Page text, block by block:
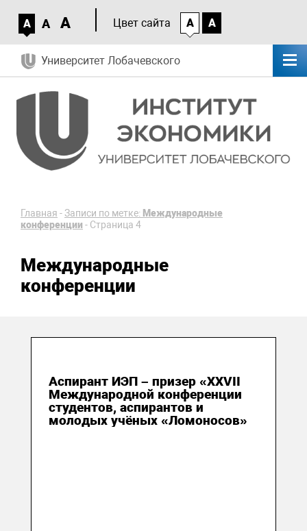
A A A Цвет сайта A A
Университет Лобачевского
Главная -Записи по метке: Международные
конференции - Страница 4
Международные
конференции
Аспирант ИЭП – призер «XXVII
Международной конференции
студентов, аспирантов и
молодых учёных «Ломоносов»